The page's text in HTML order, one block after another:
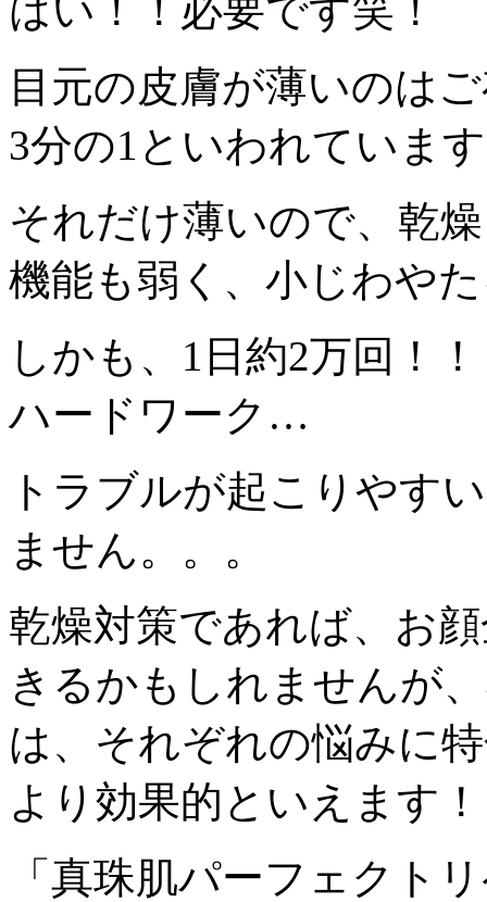
はい！！必要です笑！
目元の皮膚が薄いのは
3分の1といわれていま
それだけ薄いので、乾
機能も弱く、小じわや
しかも、1日約2万回！
ハードワーク…
トラブルが起こりやす
ません。。。
乾燥対策であれば、お
きるかもしれませんが
は、それぞれの悩みに
より効果的といえます！
「真珠肌パーフェクト